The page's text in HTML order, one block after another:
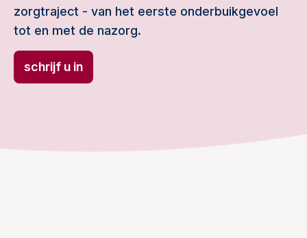
zorgtraject - van het eerste onderbuikgevoel
tot en met de nazorg.
schrijf u in